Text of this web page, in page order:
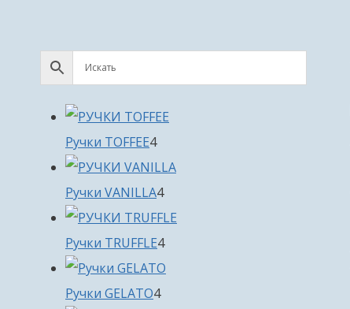
Ручки TOFFEE44
товара
Ручки VANILLA44
товара
Ручки TRUFFLE44
товара
Ручки GELATO44